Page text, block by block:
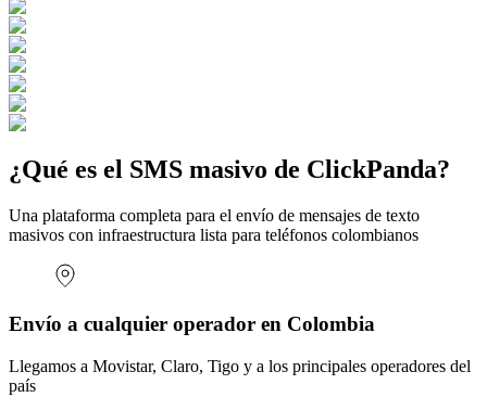
¿Qué es el SMS masivo de ClickPanda?
Una plataforma completa para el envío de mensajes de texto
masivos con infraestructura lista para teléfonos colombianos
Envío a cualquier operador en Colombia
Llegamos a Movistar, Claro, Tigo y a los principales operadores del
país